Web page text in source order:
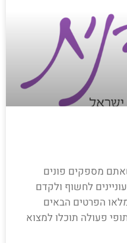
מספקים פונים
לחשוף ולקדם
הפרטים הבאים
פעולה תוכלו למצוא